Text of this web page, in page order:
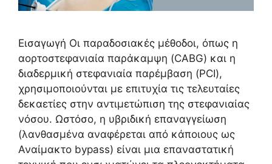
Εισαγωγή Οι παραδοσιακές μέθοδοι, όπως η
αορτοστεφανιαία παράκαμψη (CABG) και η
διαδερμική στεφανιαία παρέμβαση (PCI),
χρησιμοποιούνται με επιτυχία τις τελευταίες
δεκαετίες στην αντιμετώπιση της στεφανιαίας
νόσου. Ωστόσο, η υβριδική επαναγγείωση
(λανθασμένα αναφέρεται από κάποιους ως
Αναίμακτο bypass) είναι μια επαναστατική